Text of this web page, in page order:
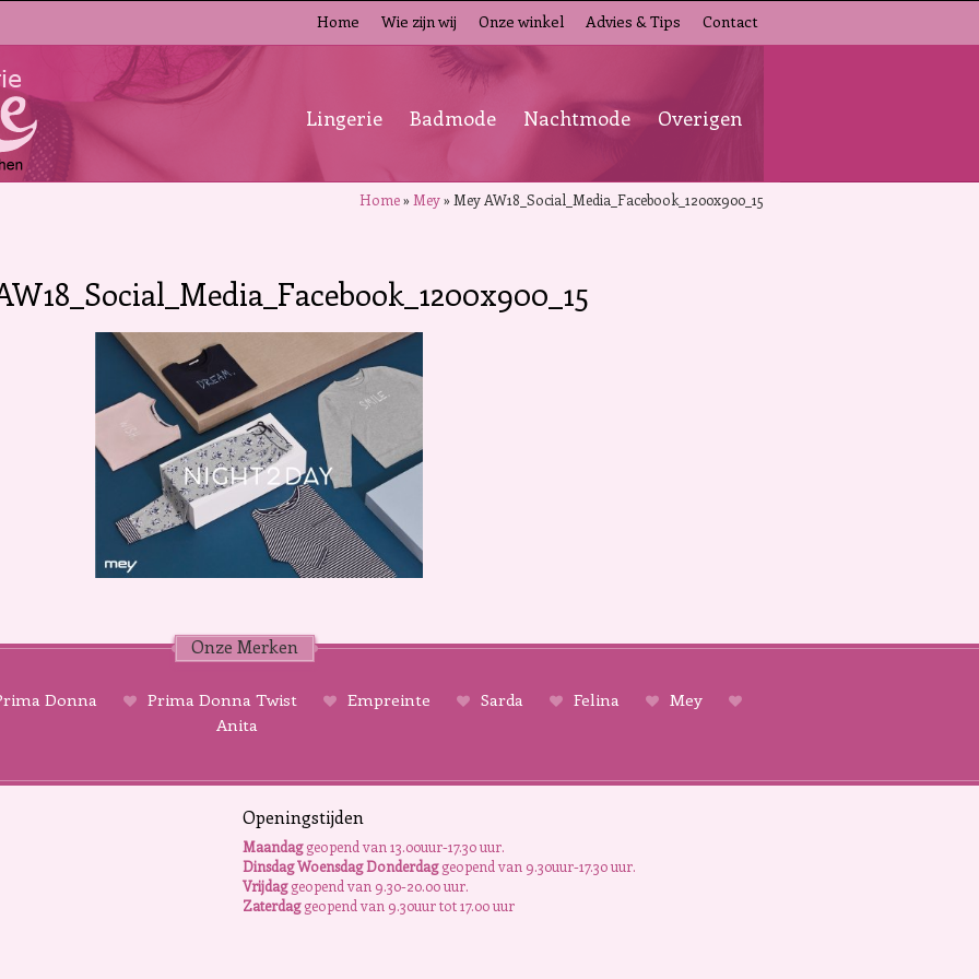
Home Wie zijn wij Onze winkel Advies & Tips Contact
Lingerie Badmode Nachtmode Overigen
Home» Mey» Mey AW18_Social_Media_Facebook_1200x900_15
Onze Merken
Donna Prima Donna Twist Empreinte Sarda Felina
Mey
Anita
Openingstijden
Maandaggeopend van 13.00uur-17.30 uur.
Dinsdag Woensdag Donderdaggeopend van 9.30uur-17.30 uur.
Vrijdaggeopend van 9.30-20.00 uur.
Zaterdaggeopend van 9.30uur tot 17.00 uur